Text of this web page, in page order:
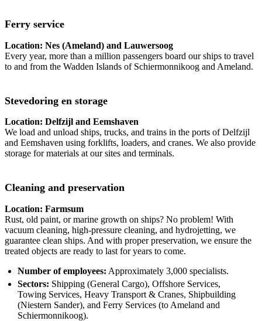
Ferry service
Location: Nes (Ameland) and Lauwersoog
Every year, more than a million passengers board our ships to travel
to and from the Wadden Islands of Schiermonnikoog and Ameland.
Stevedoring en storage
Location: Delfzijl and Eemshaven
We load and unload ships, trucks, and trains in the ports of Delfzijl
and Eemshaven using forklifts, loaders, and cranes. We also provide
storage for materials at our sites and terminals.
Cleaning and preservation
Location: Farmsum
Rust, old paint, or marine growth on ships? No problem! With
vacuum cleaning, high-pressure cleaning, and hydrojetting, we
guarantee clean ships. And with proper preservation, we ensure the
treated objects are ready to last for years to come.
Number of employees: Approximately 3,000 specialists.
Sectors: Shipping (General Cargo), Offshore Services,
Towing Services, Heavy Transport & Cranes, Shipbuilding
(Niestern Sander), and Ferry Services (to Ameland and
Schiermonnikoog).